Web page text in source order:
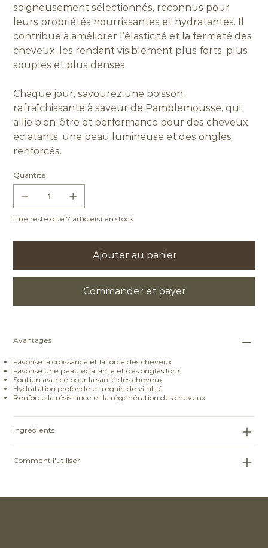
soigneusement sélectionnés, reconnus pour
leurs propriétés nourrissantes et hydratantes. Il
contribue à améliorer l’élasticité et la fermeté des
cheveux, les rendant visiblement plus forts, plus
souples et plus denses.
Chaque jour, savourez une boisson
rafraîchissante à saveur de Pamplemousse, qui
allie bien-être et performance pour des cheveux
éclatants, une peau lumineuse et des ongles
renforcés.
Quantité
Il ne reste que 7 article(s) en stock
Ajouter au panier
Commander et payer
Avantages
Favorise la croissance et la force des cheveux
Favorise une peau éclatante et des ongles forts
Soutien avancé pour la santé des cheveux
Hydratation profonde et regain de vitalité
Renforce la résistance et la régénération des cheveux
Ingrédients
Comment l'utiliser